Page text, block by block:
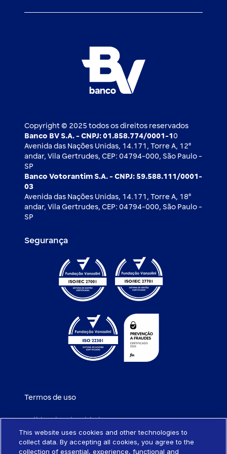
Câmbio e Comércio exterior
Notícias Econômicas
Copyright © 2025 todos os direitos reservados
Banco BV S.A. - CNPJ: 01.858.774/0001-1 0
Avenida das Nações Unidas, 14.171, Torre A, 12⁰
andar, Vila Gertrudes, CEP: 04794-000, São Paulo -
SP
Banco Votorantim S.A. - CNPJ: 59.588.111/0001-
03
Avenida das Nações Unidas, 14.171, Torre A, 18⁰
andar, Vila Gertrudes, CEP: 04794-000, São Paulo -
SP
Segurança
Termos de uso
Política de privacidade
Política de cookies
This website uses cookies and other technologies to
collect data. By accepting all cookies, you agree to the
collection of essential, experience, functional and